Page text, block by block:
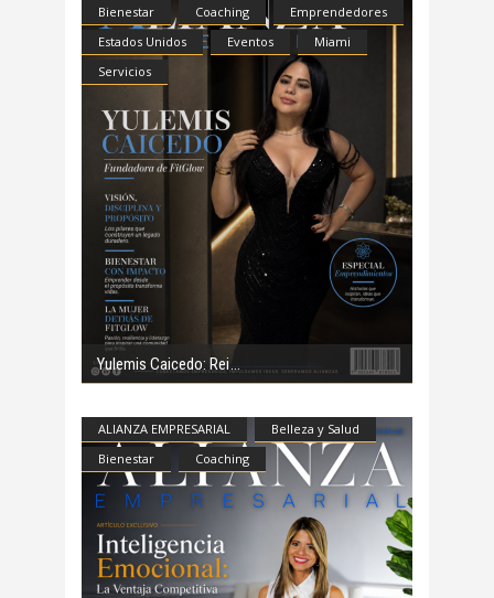
Bienestar Coaching
Emprendedores
Estados Unidos
Eventos
Miami
Servicios
Yulemis Caicedo: Rei
ALIANZA EMPRESARIAL
Belleza y Salud
Bienestar
Coaching